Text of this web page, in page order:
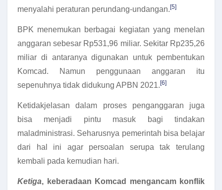
menyalahi peraturan perundang-undangan. [5]
BPK menemukan berbagai kegiatan yang menelan
anggaran sebesar Rp531,96 miliar. Sekitar Rp235,26
miliar di antaranya digunakan untuk pembentukan
Komcad. Namun penggunaan anggaran itu
sepenuhnya tidak didukung APBN 2021. [6]
Ketidakjelasan dalam proses penganggaran juga
bisa menjadi pintu masuk bagi tindakan
maladministrasi. Seharusnya pemerintah bisa belajar
dari hal ini agar persoalan serupa tak terulang
kembali pada kemudian hari.
Ketiga, keberadaan Komcad mengancam konflik